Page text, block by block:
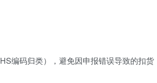
编码归类），避免因申报错误导致的扣货